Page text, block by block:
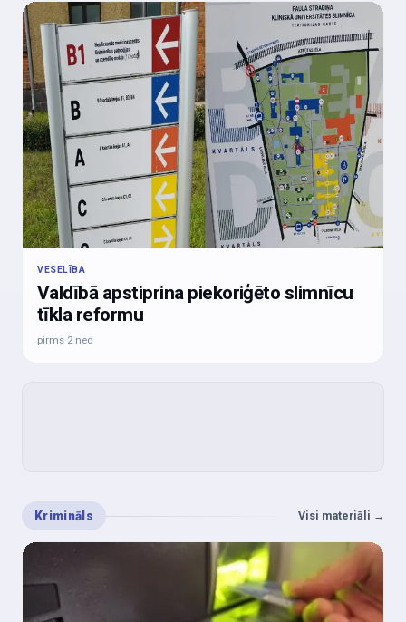
VESELĪBA
Valdībā apstiprina piekoriģēto slimnīcu
tīkla reformu
pirms 2 ned
Krimināls Visi materiāli →